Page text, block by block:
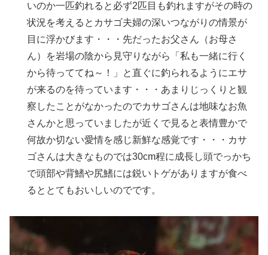
いのか一匹釣れると必ず2匹目も釣れますがその時の
状況を考えるとカサゴ夫婦の深いつながりの情景が
目に浮かびます・・・先だったお父さん（お母さ
ん）を岩場の陰から見守りながら「私も一緒に行く
から待っててね～！」と直ぐに釣られるようにエサ
が来るのを待っています・・・あまりじっくりと観
察したことがなかったのでカサゴさんは地味なお魚
さんかと思っていましたが近くで見ると表情豊かで
何故か切ない愛情を感じ新鮮な感覚です・・・カサ
ゴさんは大きなものでは30cm程に成長し頭でっかち
で頭部や背鰭や尻鰭には鋭いトゲがありますが食べ
るととてもおいしいのでです。